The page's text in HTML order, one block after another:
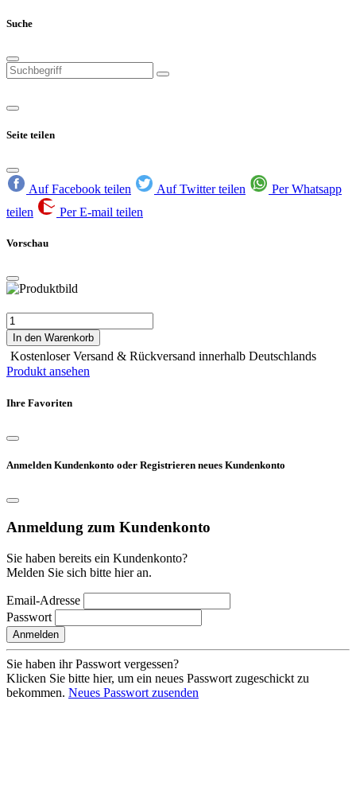
Suche
Seite teilen
Auf Facebook teilen Auf Twitter teilen
Per Whatsapp
teilen
Per E-mail teilen
Vorschau
In den Warenkorb
Kostenloser Versand & Rückversand innerhalb Deutschlands
Produkt ansehen
Ihre Favoriten
Anmelden Kundenkonto oder Registrieren neues Kundenkonto
Anmeldung zum Kundenkonto
Sie haben bereits ein Kundenkonto?
Melden Sie sich bitte hier an.
Email-Adresse
Passwort
Anmelden
Sie haben ihr Passwort vergessen?
Klicken Sie bitte hier, um ein neues Passwort zugeschickt zu
bekommen. Neues Passwort zusenden